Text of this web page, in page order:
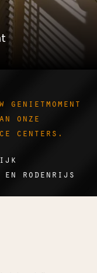
genietmoment
onze
centers.
en rodenrijs